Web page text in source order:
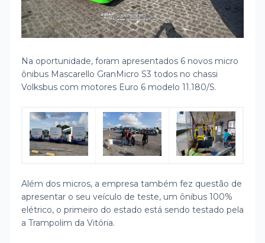
Na oportunidade, foram apresentados 6 novos micro
ônibus Mascarello GranMicro S3 todos no chassi
Volksbus com motores Euro 6 modelo 11.180/S.
Além dos micros, a empresa também fez questão de
apresentar o seu veículo de teste, um ônibus 100%
elétrico, o primeiro do estado está sendo testado pela
a Trampolim da Vitória.